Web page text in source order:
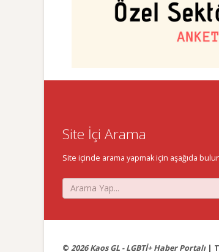
Site İçi Arama
Site içinde arama yapmak için aşağıda
© 2026 Kaos GL - LGBTİ+ Haber Portalı|